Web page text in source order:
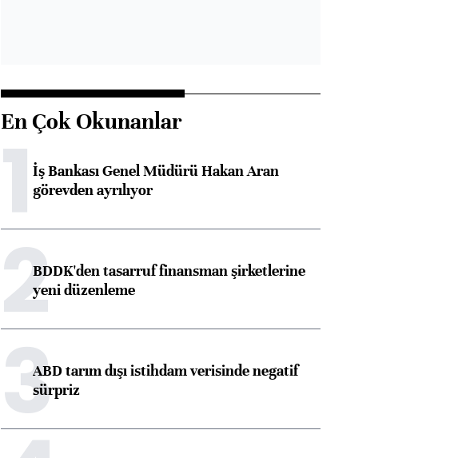
En Çok Okunanlar
1İş Bankası Genel Müdürü Hakan Aran
görevden ayrılıyor
2BDDK'den tasarruf finansman şirketlerine
yeni düzenleme
3ABD tarım dışı istihdam verisinde negatif
sürpriz